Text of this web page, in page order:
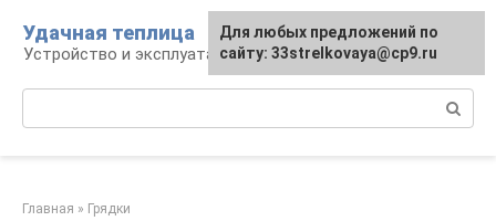
контенту
Удачная теплица
Устройство и эксплуатация теплиц
Главная » Грядки
Для любых предложений по
сайту: 33strelkovaya@cp9.ru